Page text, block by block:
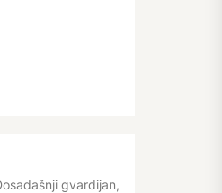
gvardijan,